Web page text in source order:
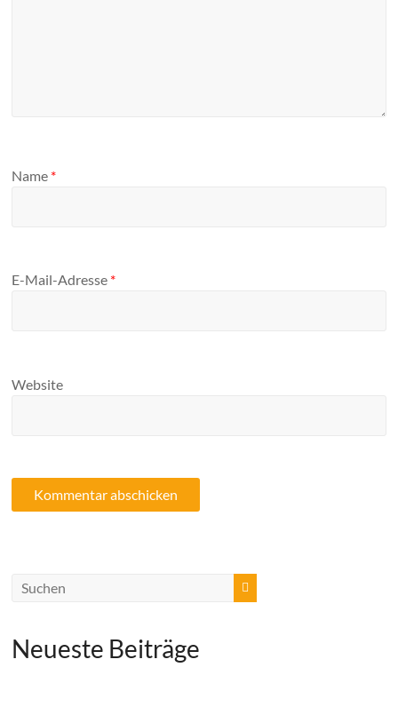
Name *
E-Mail-Adresse *
Website
Neueste Beiträge